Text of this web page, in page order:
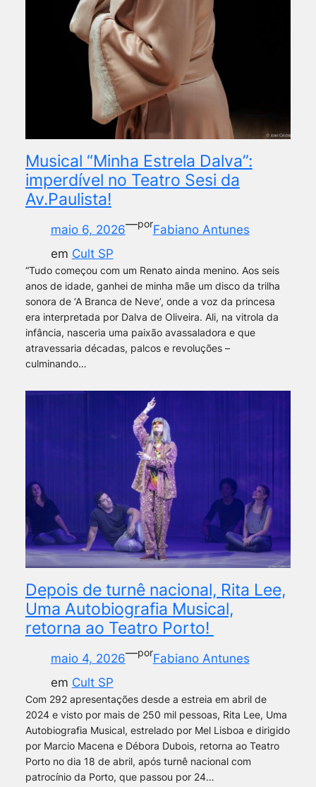
Musical “Minha Estrela Dalva”:
imperdível no Teatro Sesi da
Av.Paulista!
maio 6, 2026—porFabiano Antunes
em Cult SP
“Tudo começou com um Renato ainda menino. Aos seis
anos de idade, ganhei de minha mãe um disco da trilha
sonora de ‘A Branca de Neve’, onde a voz da princesa
era interpretada por Dalva de Oliveira. Ali, na vitrola da
infância, nasceria uma paixão avassaladora e que
atravessaria décadas, palcos e revoluções –
culminando…
Depois de turnê nacional, Rita Lee,
Uma Autobiografia Musical,
retorna ao Teatro Porto!
maio 4, 2026—porFabiano Antunes
em Cult SP
Com 292 apresentações desde a estreia em abril de
2024 e visto por mais de 250 mil pessoas, Rita Lee, Uma
Autobiografia Musical, estrelado por Mel Lisboa e dirigido
por Marcio Macena e Débora Dubois, retorna ao Teatro
Porto no dia 18 de abril, após turnê nacional com
patrocínio da Porto, que passou por 24…